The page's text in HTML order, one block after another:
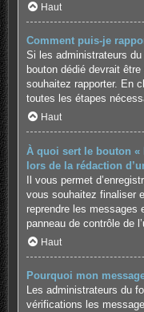
Haut
Comment puis-je
Si les administrateurs
bouton dédié devrait
souhaitez rapporter. En
toutes les étapes
Haut
À quoi sert le bouton
lors de la rédaction
Il vous permet
vous souhaitez finaliser
reprendre les messages
panneau de contrôle de
Haut
Pourquoi mon
Les administrateurs du
vérifications les